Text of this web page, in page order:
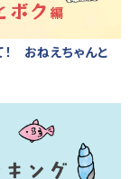
おねえちゃんと